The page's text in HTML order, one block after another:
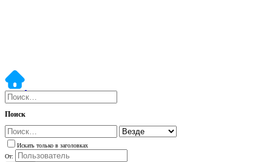
Поиск
Искать только в заголовках
От: